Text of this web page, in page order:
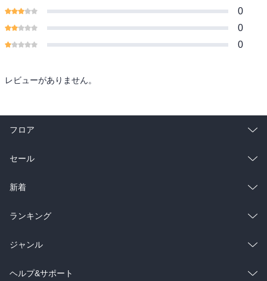
0
0
0
レビューがありません。
フロア
総合
ラノベ
雑誌・グラビア
BL・TL
セール
総合
ラノベ
雑誌・グラビア
BL・TL
新着
総合
ラノベ
雑誌・グラビア
ランキング
総合
ラノベ
ジャンル
コミック
ヘルプ&サポート